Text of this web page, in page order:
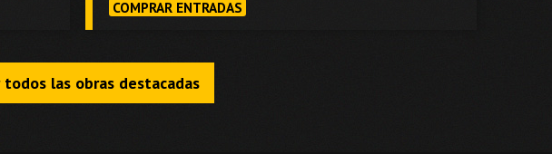
COMPRAR ENTRADAS
todos las obras destacadas